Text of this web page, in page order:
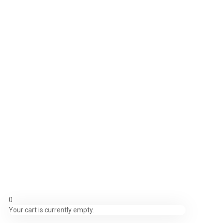
0
Your cart is currently empty.